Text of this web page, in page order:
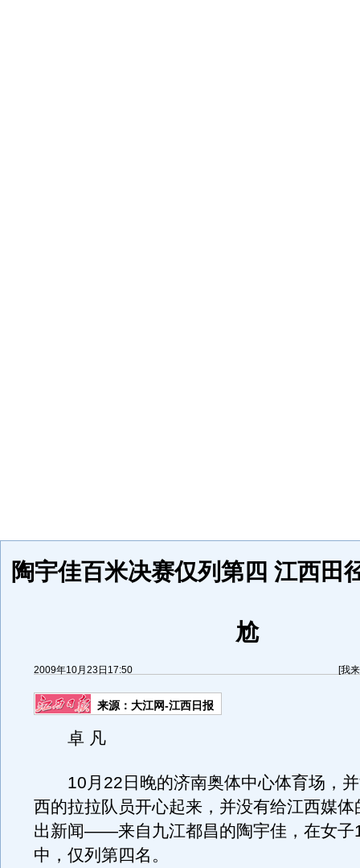
陶宇佳百米决赛仅列第四 江西田
尬
2009年10月23日17:50 [我
来源： 大江网-江西日报
卓 凡
10月22日晚的济南奥体中心体育场，并
西的拉拉队员开心起来，并没有给江西媒体
出新闻——来自九江都昌的陶宇佳，在女子
中，仅列第四名。